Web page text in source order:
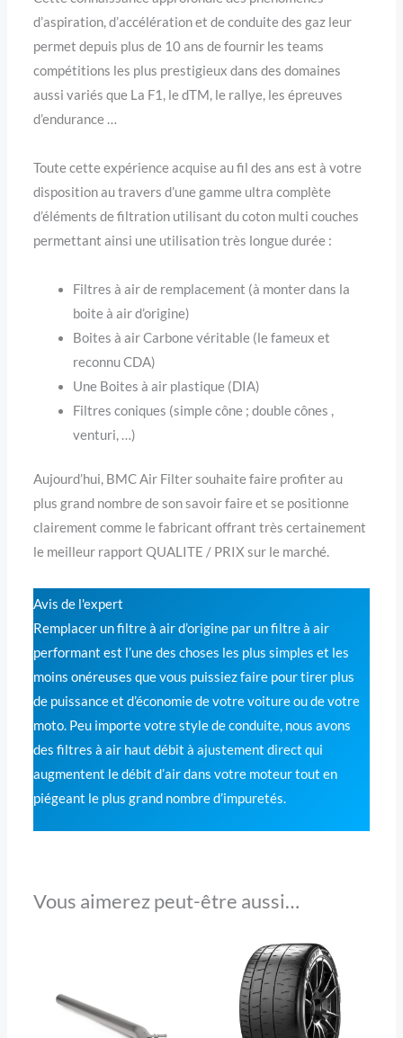
d’aspiration, d’accélération et de conduite des gaz leur
permet depuis plus de 10 ans de fournir les teams
compétitions les plus prestigieux dans des domaines
aussi variés que La F1, le dTM, le rallye, les épreuves
d’endurance …
Toute cette expérience acquise au fil des ans est à votre
disposition au travers d’une gamme ultra complète
d’éléments de filtration utilisant du coton multi couches
permettant ainsi une utilisation très longue durée :
Filtres à air de remplacement (à monter dans la
boite à air d’origine)
Boites à air Carbone véritable (le fameux et
reconnu CDA)
Une Boites à air plastique (DIA)
Filtres coniques (simple cône ; double cônes ,
venturi, …)
Aujourd’hui, BMC Air Filter souhaite faire profiter au
plus grand nombre de son savoir faire et se positionne
clairement comme le fabricant offrant très certainement
le meilleur rapport QUALITE / PRIX sur le marché.
Avis de l'expert
Remplacer un filtre à air d’origine par un filtre à air
performant est l’une des choses les plus simples et les
moins onéreuses que vous puissiez faire pour tirer plus
de puissance et d’économie de votre voiture ou de votre
moto. Peu importe votre style de conduite, nous avons
des filtres à air haut débit à ajustement direct qui
augmentent le débit d’air dans votre moteur tout en
piégeant le plus grand nombre d’impuretés.
Vous aimerez peut-être aussi…